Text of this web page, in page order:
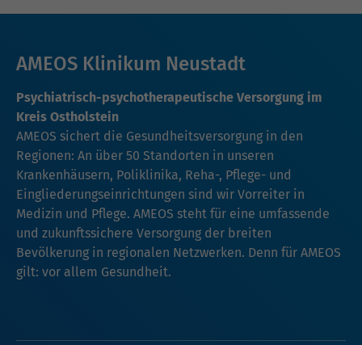
AMEOS Klinikum Neustadt
Psychiatrisch-psychotherapeutische Versorgung im
Kreis Ostholstein
AMEOS sichert die Gesundheitsversorgung in den
Regionen: An über 50 Standorten in unseren
Krankenhäusern, Poliklinika, Reha-, Pflege- und
Eingliederungseinrichtungen sind wir Vorreiter in
Medizin und Pflege. AMEOS steht für eine umfassende
und zukunftssichere Versorgung der breiten
Bevölkerung in regionalen Netzwerken. Denn für AMEOS
gilt: vor allem Gesundheit.